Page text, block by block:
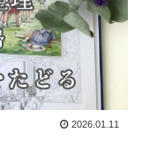
2026.01.11